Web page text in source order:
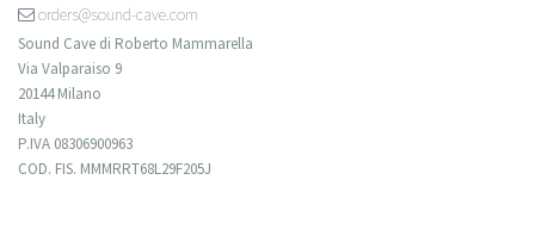
orders@sound-cave.com
Sound Cave di Roberto Mammarella
Via Valparaiso 9
20144 Milano
Italy
P.IVA 08306900963
COD. FIS. MMMRRT68L29F205J